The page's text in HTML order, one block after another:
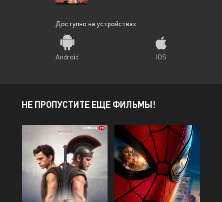
Доступно на устройствах
Android IOS
НЕ ПРОПУСТИТЕ ЕЩЕ ФИЛЬМЫ!